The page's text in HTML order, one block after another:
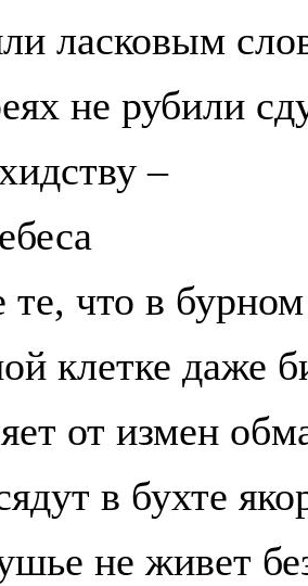
ласковым
не рубили
–
те, что в
клетке даже
от измен
в бухте
не живет